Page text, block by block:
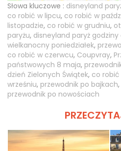
Słowa kluczowe : disneyland
co robić w lipcu, co robić w
listopadzie, co robić w grudniu,
paryżu, disneyland paryż
wielkanocny poniedziałek,
co robić w czerwcu, Coupvray,
państwowych 8 maja,
dzień Zielonych Świątek, co robić
wrześniu, przewodnik po bajkach,
przewodnik po nowościach